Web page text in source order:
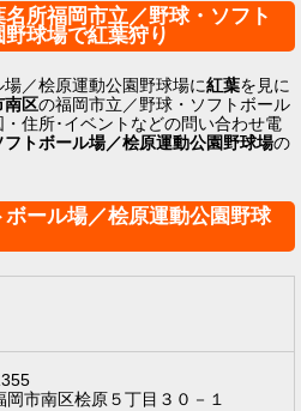
所福岡市立／野球・ソフト
球場で紅葉狩り
／桧原運動公園野球場に紅葉を見に
南区の福岡市立／野球・ソフトボール
住所･イベントなどの問い合わせ電
トボール場／桧原運動公園野球場の
ール場／桧原運動公園野球
岡市南区桧原５丁目３０－１